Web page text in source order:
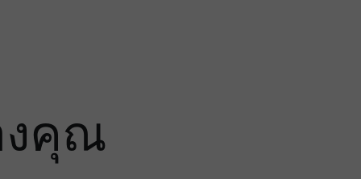
งคุณ